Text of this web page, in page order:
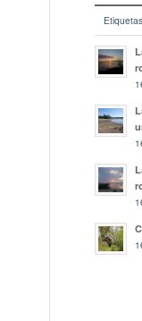
Etiquetas